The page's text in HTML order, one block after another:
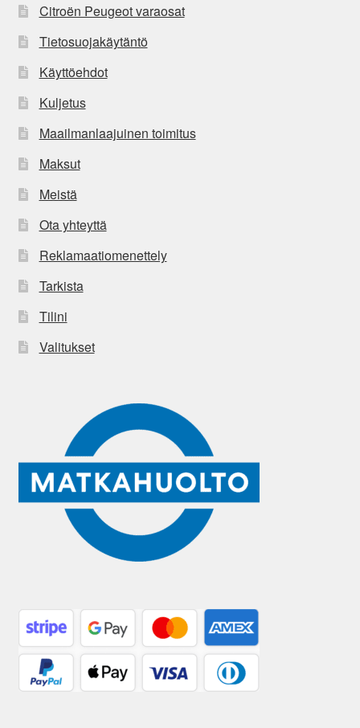
Citroën Peugeot varaosat
Tietosuojakäytäntö
Käyttöehdot
Kuljetus
Maailmanlaajuinen toimitus
Maksut
Meistä
Ota yhteyttä
Reklamaatiomenettely
Tarkista
Tilini
Valitukset